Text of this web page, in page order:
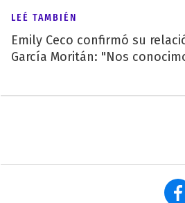
LEÉ TAMBIÉN
Emily Ceco confirmó su
García Moritán: "Nos